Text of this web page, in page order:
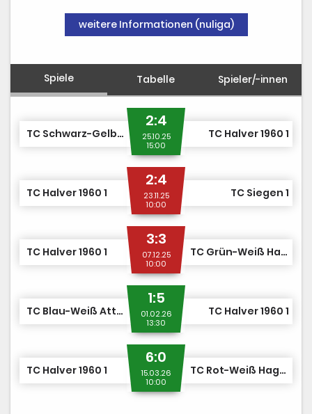
weitere Informationen (nuliga)
Spiele Tabelle Spieler/-innen
TC Schwarz-Gelb Hagen 1
2:4
25.10.25
15:00
TC Halver 1960 1
TC Halver 1960 1
2:4
23.11.25
10:00
TC Siegen 1
TC Halver 1960 1
3:3
07.12.25
10:00
TC Grün-Weiß Haspe 1
TC Blau-Weiß Attendorn 1
1:5
01.02.26
13:30
TC Halver 1960 1
TC Halver 1960 1
6:0
15.03.26
10:00
TC Rot-Weiß Hagen 3